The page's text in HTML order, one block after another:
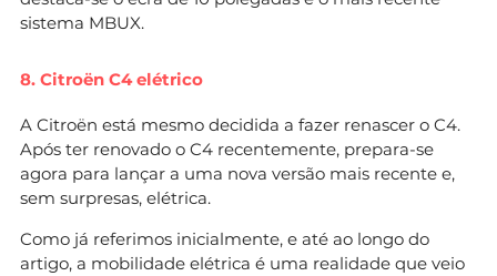
sistema MBUX.
8. Citroën C4 elétrico
A Citroën está mesmo decidida a fazer renascer o C4.
Após ter renovado o C4 recentemente, prepara-se
agora para lançar a uma nova versão mais recente e,
sem surpresas, elétrica.
Como já referimos inicialmente, e até ao longo do
artigo, a mobilidade elétrica é uma realidade que veio